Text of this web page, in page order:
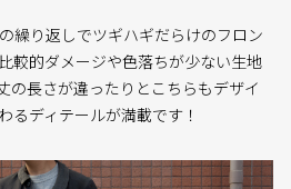
繰り返しでツギハギだらけのフロン
較的ダメージや色落ちが少ない生地
の長さが違ったりとこちらもデザイ
るディテールが満載です！